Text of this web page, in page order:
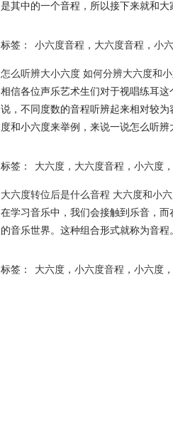
是其中的一个音程，所以接下来就和
标签： 小六度音程 ， 大六度音程 ， 小
怎么听辨大小六度 如何分辨大六度和
相信各位声乐艺术生们对于视唱练耳
说，不同度数的音程听辨起来相对较
度和小六度来举例，来说一说怎么听辨
标签： 大六度 ， 大六度音程 ， 小六度 ，
大六度转位后是什么音程 大六度和小
在学习音乐中，我们会接触到乐音，
的音乐世界。这种组合形式就称为音
标签： 大六度 ， 小六度音程 ， 小六度 ，